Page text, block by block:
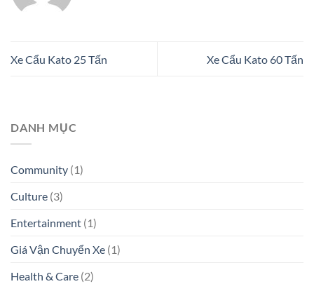
Xe Cẩu Kato 25 Tấn Xe Cẩu Kato 60 Tấn
DANH MỤC
Community (1)
Culture (3)
Entertainment (1)
Giá Vận Chuyển Xe (1)
Health & Care (2)